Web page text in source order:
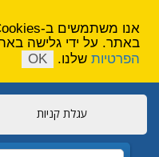
עגלת קניות
באתר. על ידי גלישה
הפרטיות שלנו. OK